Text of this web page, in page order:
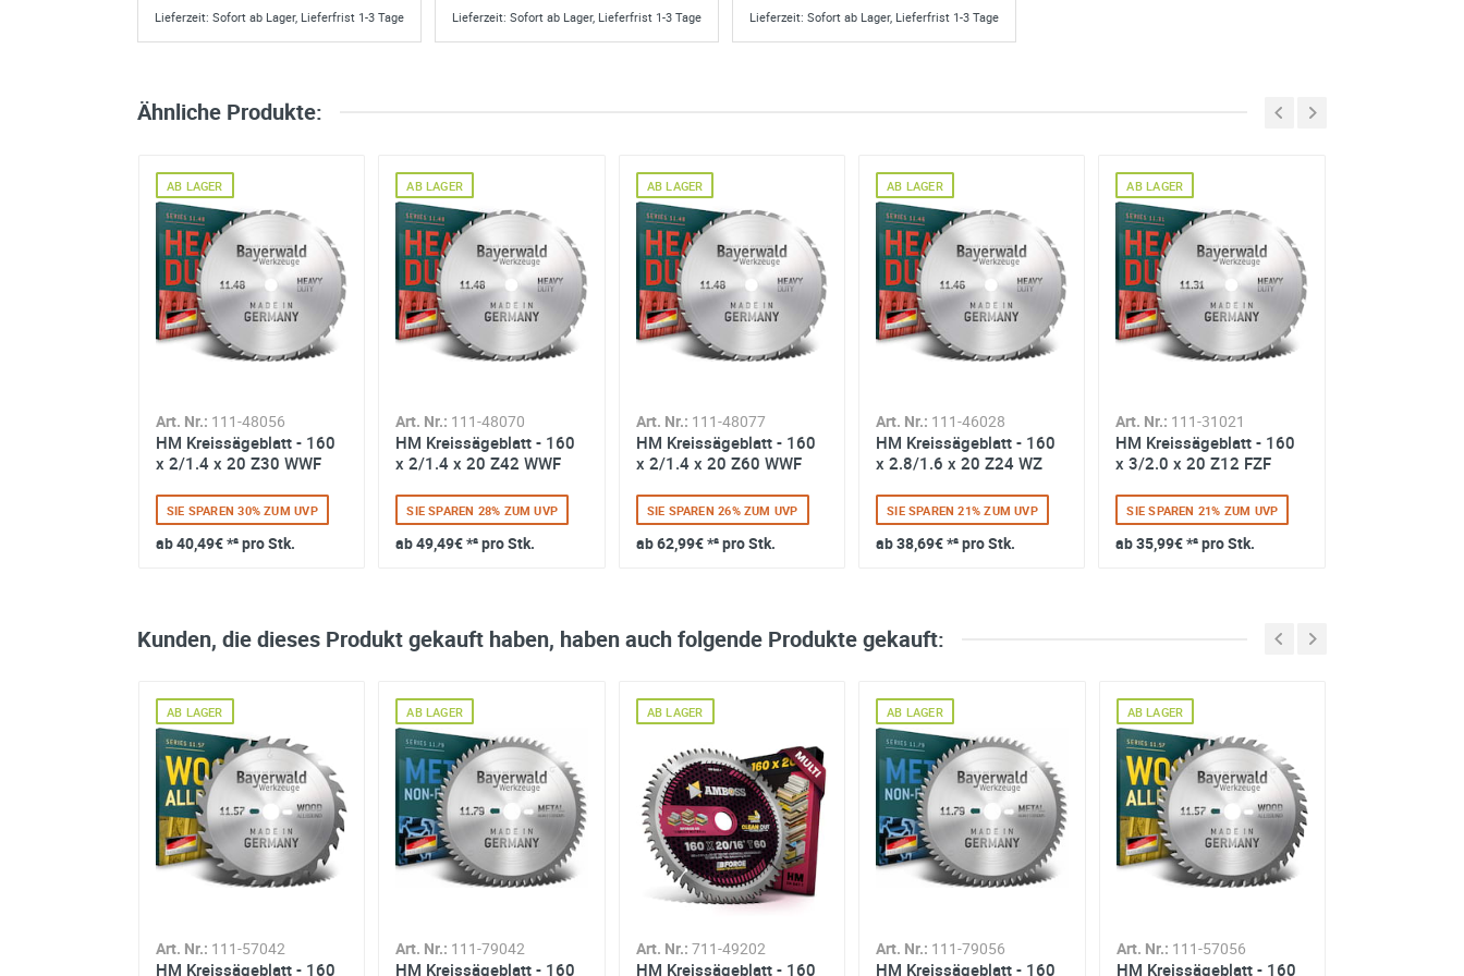
Lieferzeit: Sofort ab Lager, Lieferfrist 1-3 Tage Lieferzeit: Sofort ab Lager, Lieferfrist 1-3 Tage Lieferzeit: Sofort ab Lager, Lieferfrist 1-3 Tage
Ähnliche Produkte:
Art. Nr.: 111-48056
HM Kreissägeblatt - 160
x 2/1.4 x 20 Z30 WWF
AB LAGER
SIE SPAREN 30% ZUM UVP
ab40,49€*² pro Stk.
Art. Nr.: 111-48070
HM Kreissägeblatt - 160
x 2/1.4 x 20 Z42 WWF
AB LAGER
SIE SPAREN 28% ZUM UVP
ab49,49€*² pro Stk.
Art. Nr.: 111-48077
HM Kreissägeblatt - 160
x 2/1.4 x 20 Z60 WWF
AB LAGER
SIE SPAREN 26% ZUM UVP
ab62,99€*² pro Stk.
Art. Nr.: 111-46028
HM Kreissägeblatt - 160
x 2.8/1.6 x 20 Z24 WZ
AB LAGER
SIE SPAREN 21% ZUM UVP
ab38,69€*² pro Stk.
Art. Nr.: 111-31021
HM Kreissägeblatt - 160
x 3/2.0 x 20 Z12 FZF
AB LAGER
SIE SPAREN 21% ZUM UVP
ab35,99€*² pro Stk.
Kunden, die dieses Produkt gekauft haben, haben auch folgende Produkte gekauft:
Art. Nr.: 111-57042
HM Kreissägeblatt - 160
AB LAGER
Art. Nr.: 111-79042
HM Kreissägeblatt - 160
AB LAGER
Art. Nr.: 711-49202
HM Kreissägeblatt - 160
AB LAGER
Art. Nr.: 111-79056
HM Kreissägeblatt - 160
AB LAGER
Art. Nr.: 111-57056
HM Kreissägeblatt - 160
AB LAGER